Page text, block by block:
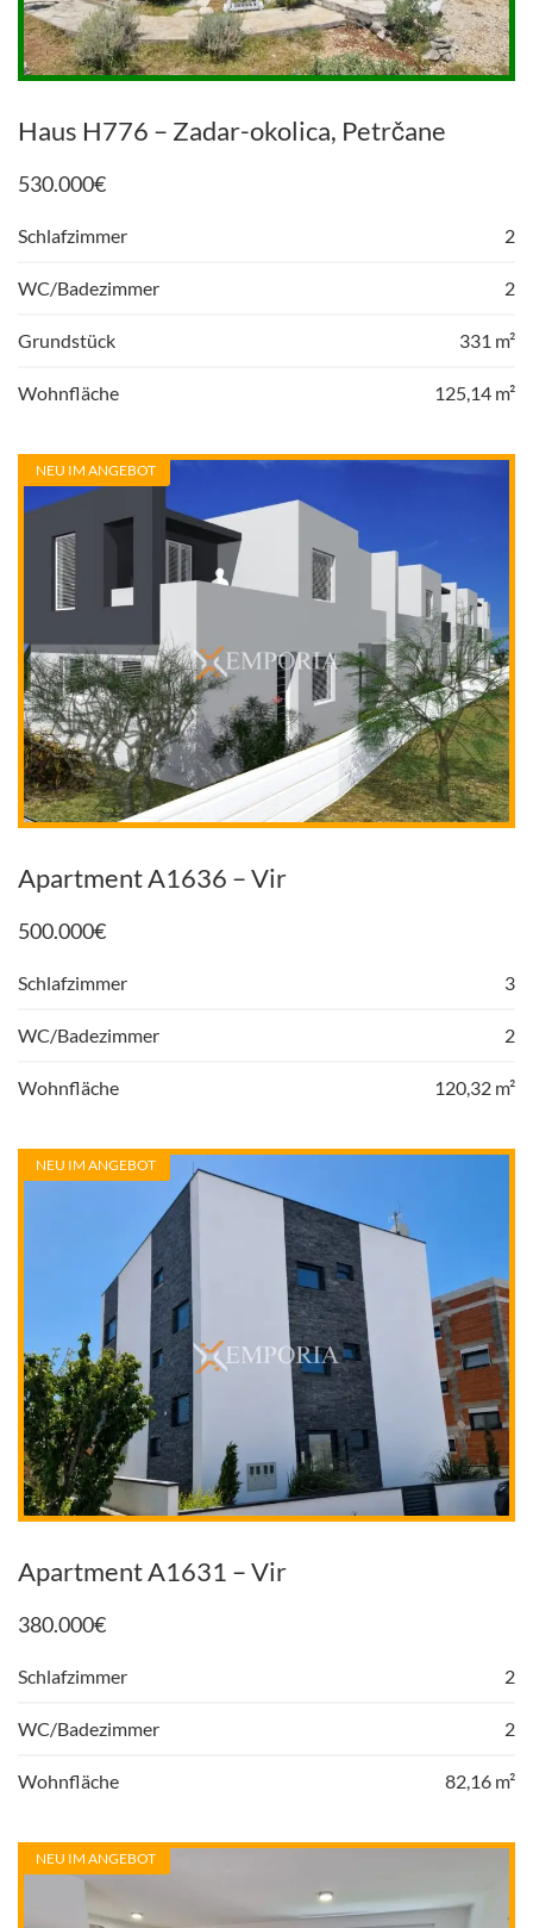
Haus H776 – Zadar-okolica, Petrčane
530.000€
Schlafzimmer 2
WC/Badezimmer 2
Grundstück 331 m²
Wohnfläche 125,14 m²
NEU IM ANGEBOT
Apartment A1636 – Vir
500.000€
Schlafzimmer 3
WC/Badezimmer 2
Wohnfläche 120,32 m²
NEU IM ANGEBOT
Apartment A1631 – Vir
380.000€
Schlafzimmer 2
WC/Badezimmer 2
Wohnfläche 82,16 m²
NEU IM ANGEBOT